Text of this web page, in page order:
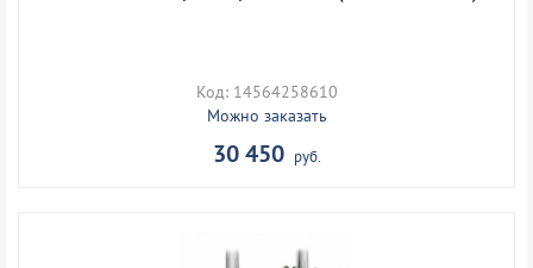
Код: 14564258610
Можно заказать
30 450 руб.